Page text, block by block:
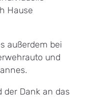
Hause
außerdem bei
und
der Dank an das